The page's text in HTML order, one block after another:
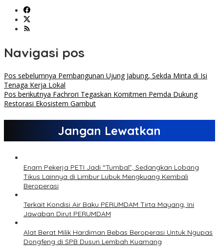
Navigasi pos
Pos sebelumnya Pembangunan Ujung Jabung, Sekda Minta di Isi
Tenaga Kerja Lokal
Pos berikutnya Fachrori Tegaskan Komitmen Pemda Dukung
Restorasi Ekosistem Gambut
Jangan Lewatkan
Enam Pekerja PETI Jadi “Tumbal”, Sedangkan Lobang
Tikus Lainnya di Limbur Lubuk Mengkuang Kembali
Beroperasi
Terkait Kondisi Air Baku PERUMDAM Tirta Mayang, Ini
Jawaban Dirut PERUMDAM
Alat Berat Milik Hardiman Bebas Beroperasi Untuk Ngupas
Dongfeng di SPB Dusun Lembah Kuamang